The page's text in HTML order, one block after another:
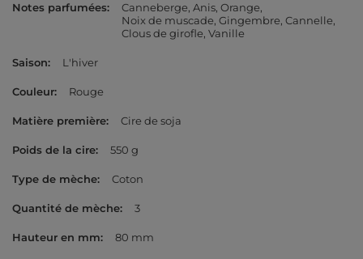
Notes parfumées Canneberge Anis Orange
Noix de muscade Gingembre Cannelle
Clous de girofle Vanille
Saison L'hiver
Couleur Rouge
Matière première Cire de soja
Poids de la cire 550 g
Type de mèche Coton
Quantité de mèche 3
Hauteur en mm 80 mm